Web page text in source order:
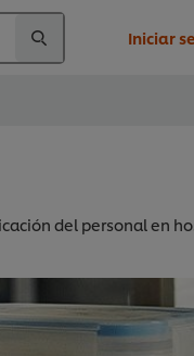
Iniciar
del personal en